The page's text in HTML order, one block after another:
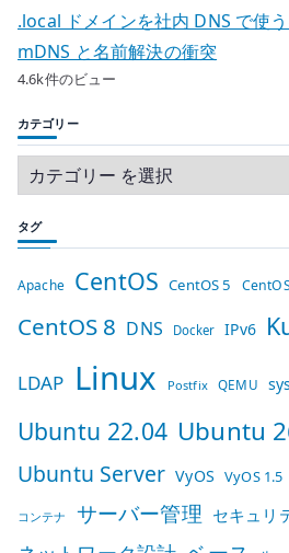
.local ドメインを社内 DNS で使
mDNS と名前解決の衝突
4.6k件のビュー
カテゴリー
タグ
Apache CentOS CentOS 5
CentOS 8 DNS Docker IPv6
LDAP Linux Postfix QEMU
Ubuntu 22.04 Ubuntu
Ubuntu Server VyOS VyOS 1.5
コンテナ サーバー管理 セキュリ